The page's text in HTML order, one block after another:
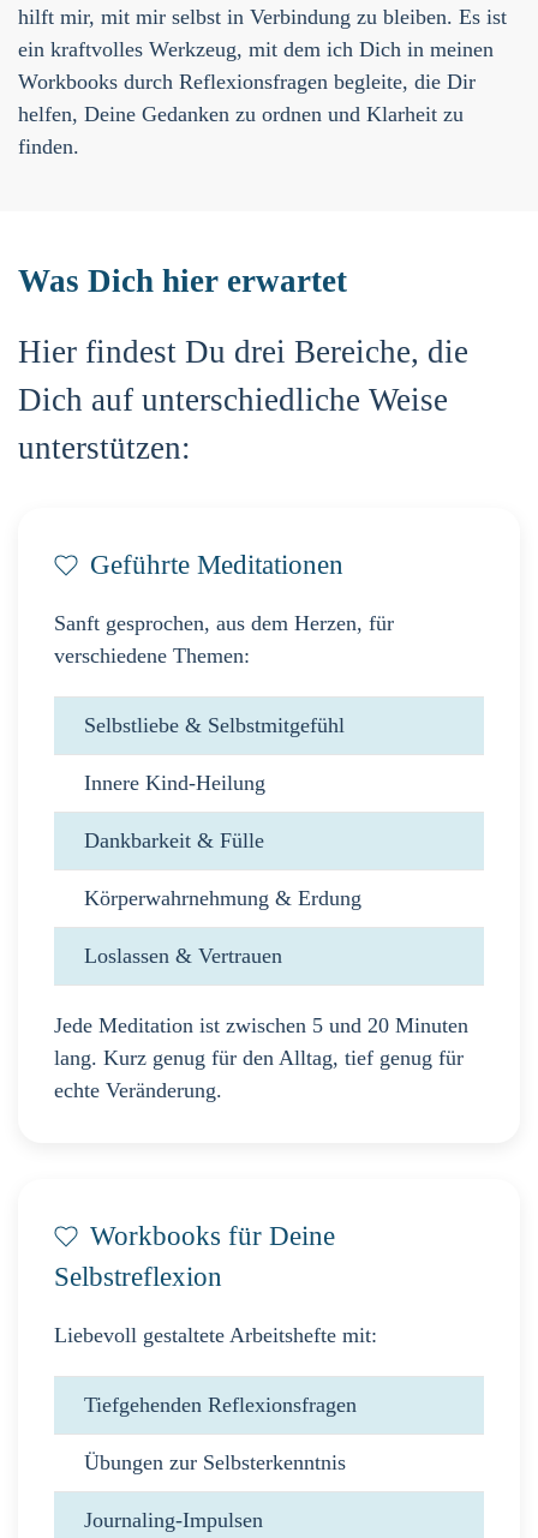
Was Dich hier erwartet
Hier findest Du drei Bereiche, die
Dich auf unterschiedliche Weise
unterstützen:
Geführte Meditationen
Sanft gesprochen, aus dem Herzen, für
verschiedene Themen:
Selbstliebe & Selbstmitgefühl
Innere Kind-Heilung
Dankbarkeit & Fülle
Körperwahrnehmung & Erdung
Loslassen & Vertrauen
Jede Meditation ist zwischen 5 und 20 Minuten
lang. Kurz genug für den Alltag, tief genug für
echte Veränderung.
Workbooks für Deine
Selbstreflexion
Liebevoll gestaltete Arbeitshefte mit:
Tiefgehenden Reflexionsfragen
Übungen zur Selbsterkenntnis
Journaling-Impulsen